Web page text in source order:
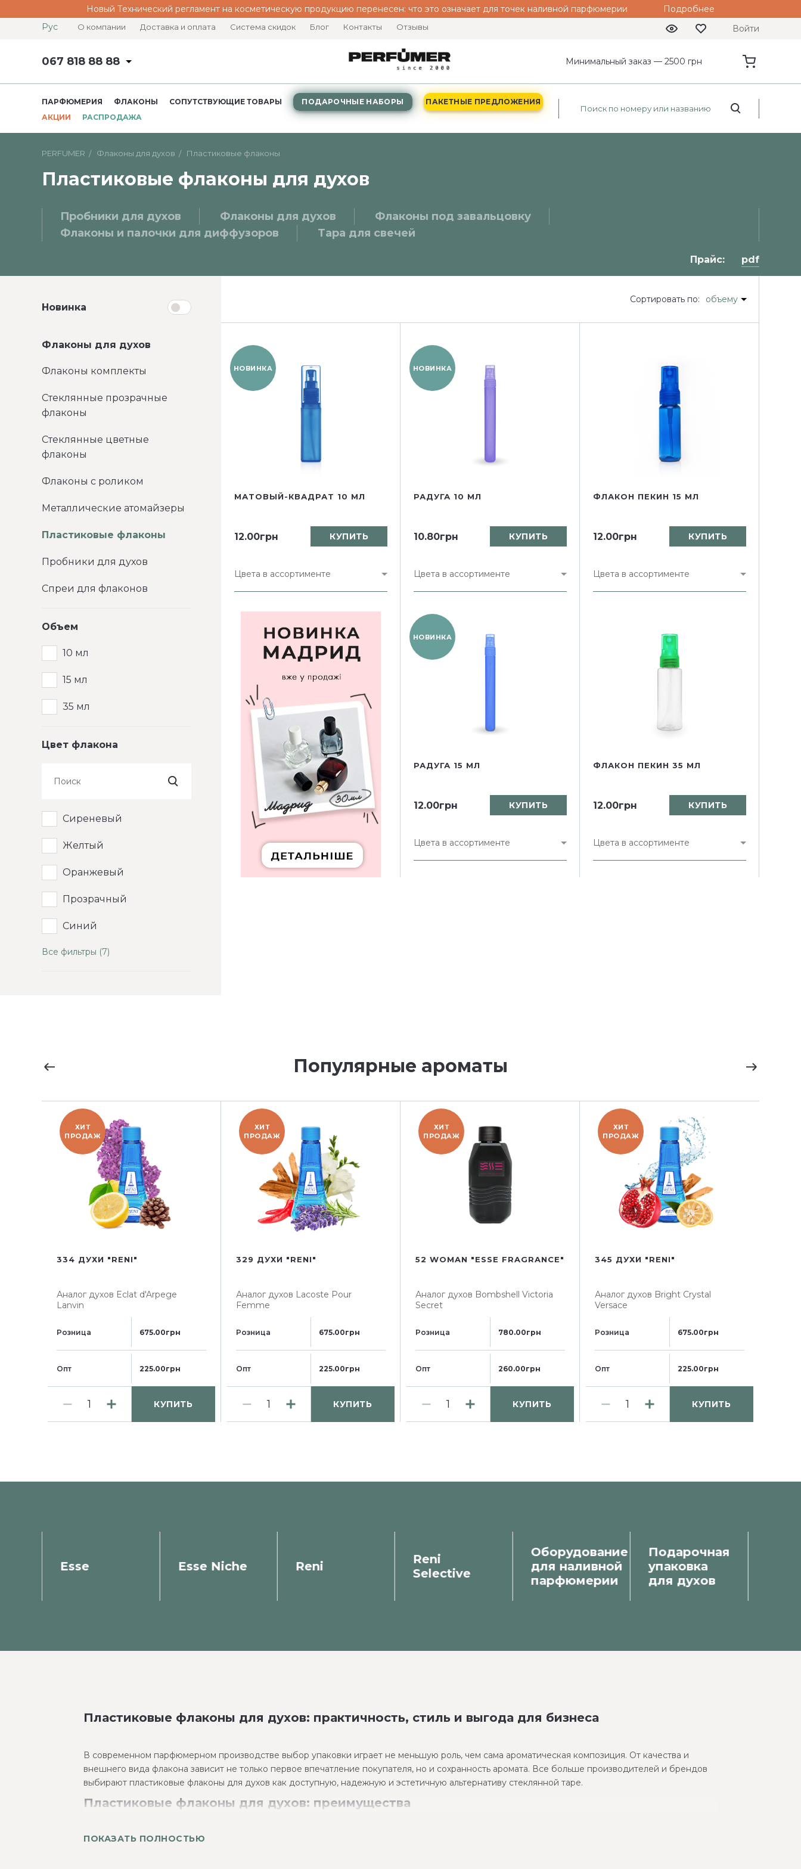
Новый Технический регламент на косметическую продукцию перенесен: что это означает для точек наливной парфюмерии
Подробнее
Рус
О компании Доставка и оплата Система скидок Блог Контакты Отзывы Войти
067 818 88 88 Минимальный заказ — 2500 грн
ПАРФЮМЕРИЯ ФЛАКОНЫ СОПУТСТВУЮЩИЕ ТОВАРЫ ПОДАРОЧНЫЕ НАБОРЫ
ПАКЕТНЫЕ ПРЕДЛОЖЕНИЯ
АКЦИИ
РАСПРОДАЖА
PERFUMER Флаконы для духов Пластиковые флаконы
Пластиковые флаконы для духов
Пробники для духов Флаконы для духов
Флаконы под завальцовку
Флаконы и палочки для диффузоров
Тара для свечей
Прайс: pdf
Новинка
Флаконы для духов
Флаконы комплекты
Стеклянные прозрачные
флаконы
Стеклянные цветные
флаконы
Флаконы с роликом
Металлические атомайзеры
Пластиковые флаконы
Пробники для духов
Спреи для флаконов
Объем
10 мл
15 мл
35 мл
Цвет флакона
Сиреневый
Желтый
Оранжевый
Прозрачный
Синий
Все фильтры (7)
Сортировать по: объему
НОВИНКА
МАТОВЫЙ-КВАДРАТ 10 МЛ
12.00грн КУПИТЬ
Цвета в ассортименте
НОВИНКА
РАДУГА 10 МЛ
10.80грн КУПИТЬ
Цвета в ассортименте
ФЛАКОН ПЕКИН 15 МЛ
12.00грн КУПИТЬ
Цвета в ассортименте
НОВИНКА
РАДУГА 15 МЛ
12.00грн КУПИТЬ
Цвета в ассортименте
ФЛАКОН ПЕКИН 35 МЛ
12.00грн КУПИТЬ
Цвета в ассортименте
Популярные ароматы
ХИТ
ПРОДАЖ
334 ДУХИ "RENI"
Аналог духов Eclat d'Arpege
Lanvin
Розница 675.00грн
Опт 225.00грн
КУПИТЬ
ХИТ
ПРОДАЖ
329 ДУХИ "RENI"
Аналог духов Lacoste Pour
Femme
Розница 675.00грн
Опт 225.00грн
КУПИТЬ
ХИТ
ПРОДАЖ
52 WOMAN "ESSE FRAGRANCE"
Аналог духов Bombshell Victoria
Secret
Розница 780.00грн
Опт 260.00грн
КУПИТЬ
ХИТ
ПРОДАЖ
345 ДУХИ "RENI"
Аналог духов Bright Crystal
Versace
Розница 675.00грн
Опт 225.00грн
КУПИТЬ
Esse Esse Niche Reni
Reni
Selective
Оборудование
для наливной
парфюмерии
Подарочная
упаковка
для духов
Пластиковые флаконы для духов: практичность, стиль и выгода для бизнеса
В современном парфюмерном производстве выбор упаковки играет не меньшую роль, чем сама ароматическая композиция. От качества и
внешнего вида флакона зависит не только первое впечатление покупателя, но и сохранность аромата. Все больше производителей и брендов
выбирают пластиковые флаконы для духов как доступную, надежную и эстетичную альтернативу стеклянной таре.
Пластиковые флаконы для духов: преимущества
Пластиковые флаконы уверенно занимают свою нишу на рынке парфюмерной упаковки. Их популярность объясняется рядом очевидных
ПОКАЗАТЬ ПОЛНОСТЬЮ